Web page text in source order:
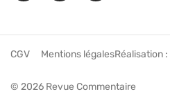
© 2026 Revue Commentaire
CGV Mentions légalesRéalisation :